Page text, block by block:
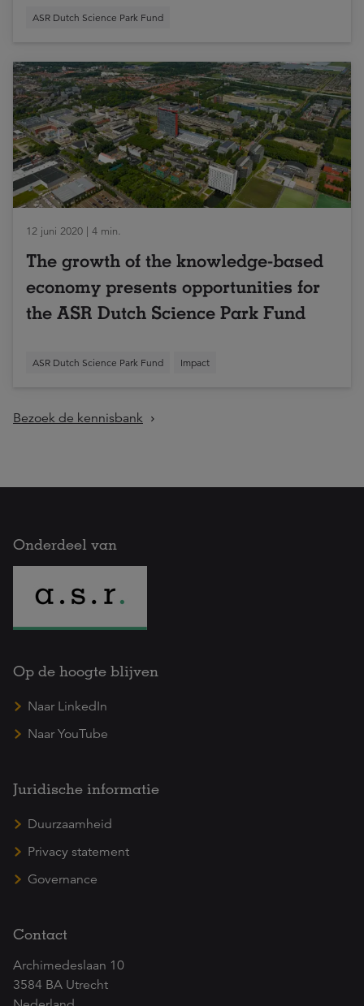
ASR Dutch Science Park Fund
12 juni 2020 | 4 min.
The growth of the knowledge-based
economy presents opportunities for
the ASR Dutch Science Park Fund
ASR Dutch Science Park Fund Impact
Bezoek de kennisbank
Onderdeel van
Op de hoogte blijven
Naar LinkedIn
Naar YouTube
Juridische informatie
Duurzaamheid
Privacy statement
Governance
Contact
Archimedeslaan 10
3584 BA Utrecht